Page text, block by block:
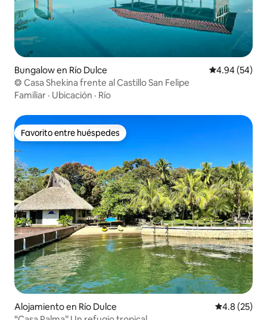
Bungalow en Río Dulce Calificación
4.94 (54)
❂ Casa Shekina frente al Castillo San Felipe
Familiar · Ubicación · Río
Favorito entre huéspedes
Favorito entre huéspedes
Alojamiento en Río Dulce Calificación
4.8 (25)